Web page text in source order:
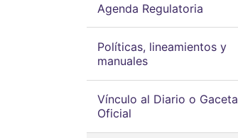
Agenda Regulatoria
Políticas, lineamientos y
manuales
Vínculo al Diario o Gaceta
Oficial